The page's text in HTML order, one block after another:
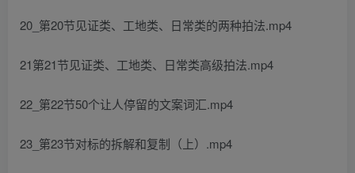
20_第20节见证类、工地类、日常类的两种拍法.mp4
21第21节见证类、工地类、日常类高级拍法.mp4
22_第22节50个让人停留的文案词汇.mp4
23_第23节对标的拆解和复制（上）.mp4